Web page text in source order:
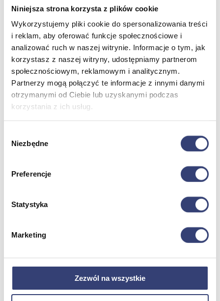
Niniejsza strona korzysta z plików cookie
Wykorzystujemy pliki cookie do spersonalizowania treści
i reklam, aby oferować funkcje społecznościowe i
analizować ruch w naszej witrynie. Informacje o tym, jak
korzystasz z naszej witryny, udostępniamy partnerom
społecznościowym, reklamowym i analitycznym.
Partnerzy mogą połączyć te informacje z innymi danymi
otrzymanymi od Ciebie lub uzyskanymi podczas
korzystania z ich usług.
zgody
Niezbędne
Preferencje
Statystyka
Marketing
Zezwól na wszystkie
Materiały opatrunkowe
Asortyment drobny
Strzykawki i igły
Urządzenia
Zobacz wszystko
Profilaktyka i diagnostyka
Wróć
Pulsoksymetry
Ciśnieniomierze
Artykuły Przeciwodleżynowe
Zobacz wszystko
Meble medyczne
Wróć
Taborety i krzesła
Fotele